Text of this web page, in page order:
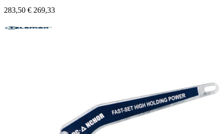
283,50 € 269,33